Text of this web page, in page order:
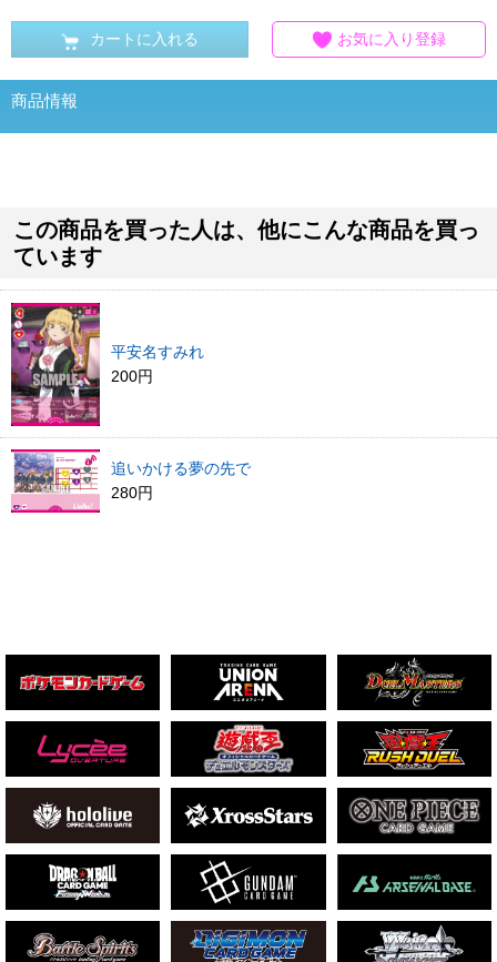
カートに入れる お気に入り登録
商品情報
この商品を買った人は、他にこんな商品を買っ
ています
平安名すみれ
200円
追いかける夢の先で
280円